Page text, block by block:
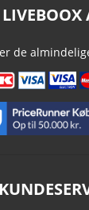
LIVEBOOX
de